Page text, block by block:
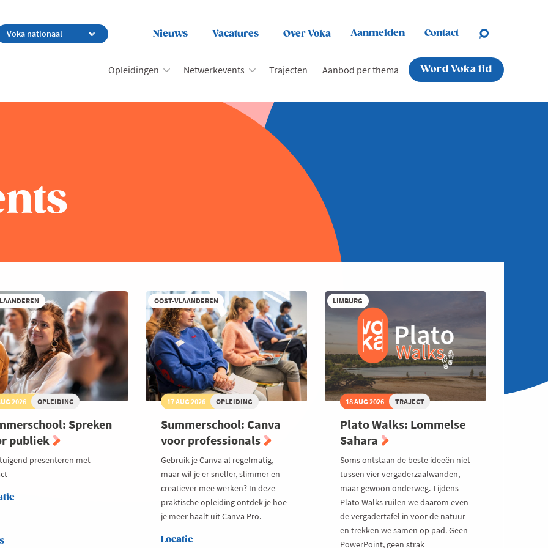
Nieuws Vacatures Over Voka Aanmelden Contact
Opleidingen Netwerkevents Trajecten Aanbod per thema Word Voka lid
2026 OPLEIDING
Spreken
publiek
presenteren met
OOST-VLAANDEREN
17 AUG 2026 OPLEIDING
Summerschool: Canva
voor professionals
Gebruik je Canva al regelmatig,
maar wil je er sneller, slimmer en
creatiever mee werken? In deze
praktische opleiding ontdek je hoe
je meer haalt uit Canva Pro.
Locatie
LIMBURG
18 AUG 2026 TRAJECT
Plato Walks: Lommelse
Sahara
Soms ontstaan de beste ideeën niet
tussen vier vergaderzaalwanden,
maar gewoon onderweg. Tijdens
Plato Walks ruilen we daarom even
de vergadertafel in voor de natuur
en trekken we samen op pad. Geen
PowerPoint, geen strak